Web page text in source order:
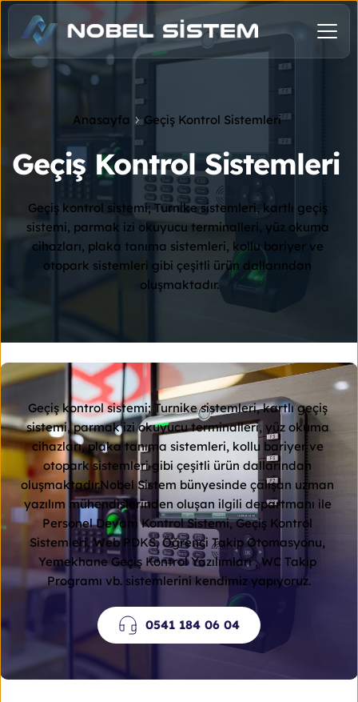
Anasayfa Geçiş Kontrol Sistemleri
Geçiş Kontrol Sistemleri
Geçiş kontrol sistemi; Turnike sistemleri, kartlı geçiş
sistemi, parmak izi okuyucu terminalleri, yüz okuma
cihazları, plaka tanıma sistemleri, kollu bariyer ve
otopark sistemleri gibi çeşitli ürün dallarından
oluşmaktadır.
Geçiş kontrol sistemi; Turnike sistemleri, kartlı geçiş
sistemi, parmak izi okuyucu terminalleri, yüz okuma
cihazları, plaka tanıma sistemleri, kollu bariyer ve
otopark sistemleri gibi çeşitli ürün dallarından
oluşmaktadır.Nobel Sistem bünyesinde çalışan uzman
yazılım mühendislerinden oluşan ilgili departmanı ile
Personel Devam Kontrol Sistemi, Geçiş Kontrol
Sistemleri, Web PDKS, Öğrenci Takip Otomasyonu,
Yemekhane Geçiş Kontrol Yazılımları , WC Takip
Programı vb. sistemlerini kendimiz yapıyoruz.
0541 184 06 04